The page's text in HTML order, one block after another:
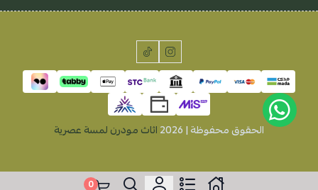
الحقوق محفوظة | 2026 اثاث مودرن لمسة عصرية
0